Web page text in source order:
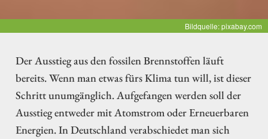
Bildquelle: pixabay.com
Der Ausstieg aus den fossilen Brennstoffen läuft
bereits. Wenn man etwas fürs Klima tun will, ist dieser
Schritt unumgänglich. Aufgefangen werden soll der
Ausstieg entweder mit Atomstrom oder Erneuerbaren
Energien. In Deutschland verabschiedet man sich